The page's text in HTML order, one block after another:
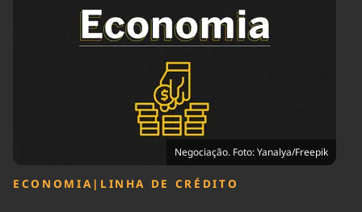
Economia
Educação
Infraestrutura
Internacional
Podcast
Política
Saúde
Negociação. Foto: Yanalya/Freepik
ECONOMIA | LINHA DE CRÉDITO